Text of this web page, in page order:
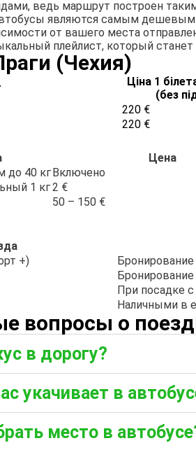
ведь маршрут построен
являются самым
от вашего места
плейлист, который
(Чехия)
Ціна 1
(без
220 €
220 €
Цена
до 40 кгВключено
1 кг2 €
50 – 150 €
+)
Бронирование
Бронирование
При посадке
Наличными в
вопросы о
в дорогу?
укачивает в
место в